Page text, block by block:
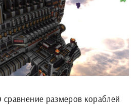
размеров кораблей